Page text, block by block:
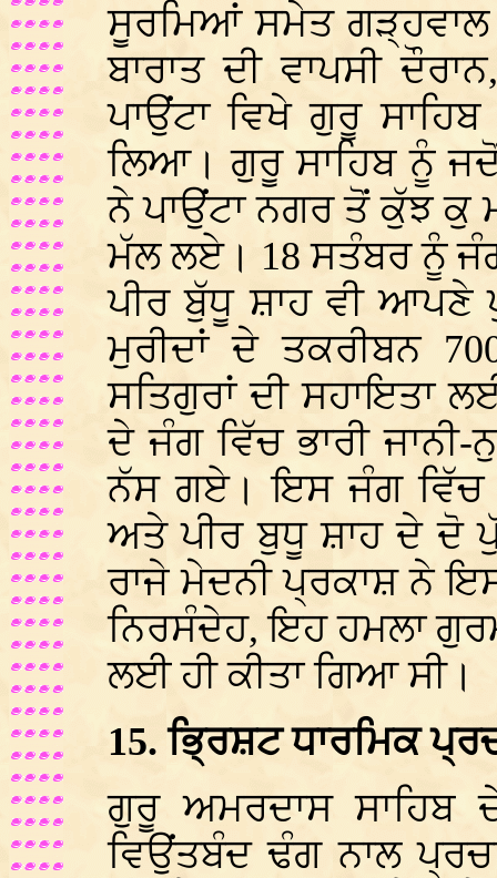
ਸੂਰਮਿਆਂ ਸਮੇਤ ਗੜ੍ਹਵਾਲ
ਬਾਰਾਤ ਦੀ ਵਾਪਸੀ
ਪਾਉਂਟਾ ਵਿਖੇ ਗੁਰੂ
ਲਿਆ। ਗੁਰੂ ਸਾਹਿਬ ਨੂੰ
ਨੇ ਪਾਉਂਟਾ ਨਗਰ ਤੋਂ ਕੁੱਝ ਕੁ
ਮੱਲ ਲਏ। 18 ਸਤੰਬਰ ਨੂੰ
ਪੀਰ ਬੁੱਧੂ ਸ਼ਾਹ ਵੀ ਆਪਣੇ
ਮੁਰੀਦਾਂ ਦੇ ਤਕਰੀਬਨ
ਸਤਿਗੁਰਾਂ ਦੀ ਸਹਾਇਤਾ
ਦੇ ਜੰਗ ਵਿੱਚ ਭਾਰੀ ਜਾਨੀ-
ਨੱਸ ਗਏ। ਇਸ ਜੰਗ ਵਿੱਚ
ਅਤੇ ਪੀਰ ਬੁਧੂ ਸ਼ਾਹ ਦੇ ਦੋ
ਰਾਜੇ ਮੇਦਨੀ ਪ੍ਰਕਾਸ਼ ਨੇ
ਨਿਰਸੰਦੇਹ, ਇਹ ਹਮਲਾ
ਲਈ ਹੀ ਕੀਤਾ ਗਿਆ ਸੀ।
15. ਭ੍ਰਿਸ਼ਟ ਧਾਰਮਿਕ
ਗੁਰੂ ਅਮਰਦਾਸ ਸਾਹਿਬ
ਵਿਉਂਤਬੰਦ ਢੰਗ ਨਾਲ